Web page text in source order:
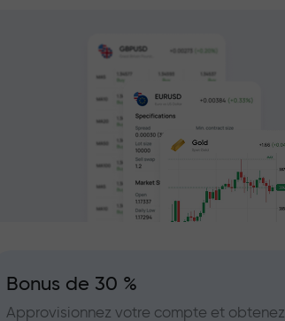
Bonus de 30 %
Approvisionnez votre compte et obtenez